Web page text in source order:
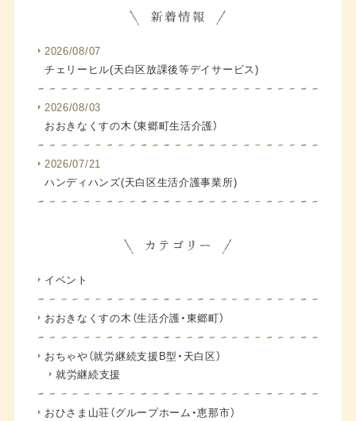
2026/08/07
チェリーヒル(天白区放課後等デイサービス)
2026/08/03
おおきなくすの木（東郷町生活介護）
2026/07/21
ハンディハンズ(天白区生活介護事業所)
イベント
おおきなくすの木（生活介護・東郷町）
おちゃや（就労継続支援B型・天白区）
就労継続支援
おひさま山荘（グループホーム・恵那市）